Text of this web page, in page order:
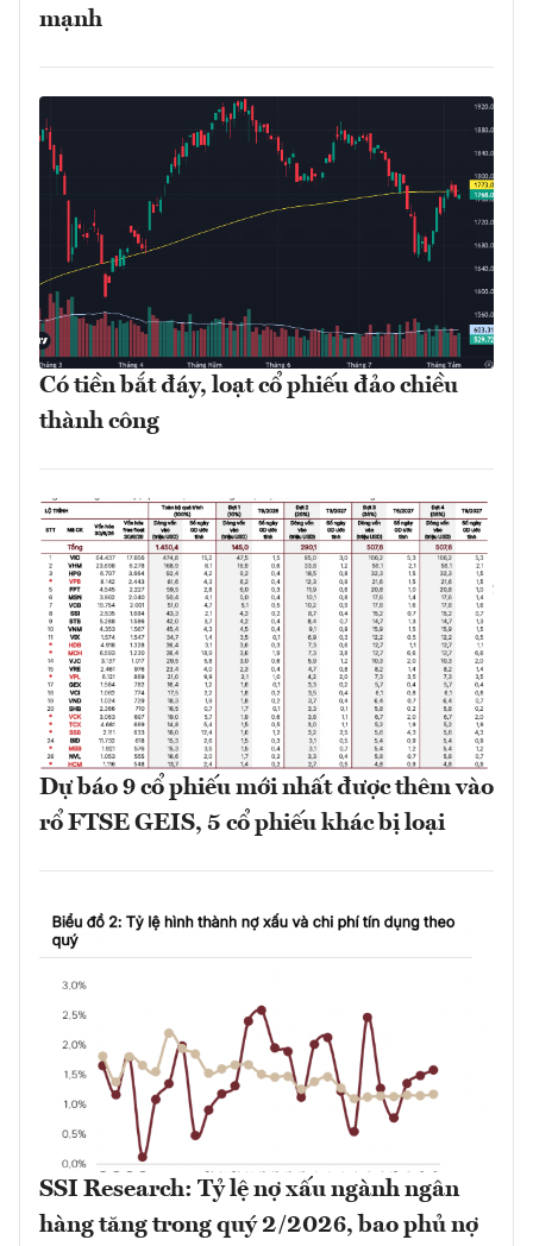
mạnh
Có tiền bắt đáy, loạt cổ phiếu đảo chiều
thành công
Dự báo 9 cổ phiếu mới nhất được thêm vào
rổ FTSE GEIS, 5 cổ phiếu khác bị loại
SSI Research: Tỷ lệ nợ xấu ngành ngân
hàng tăng trong quý 2/2026, bao phủ nợ